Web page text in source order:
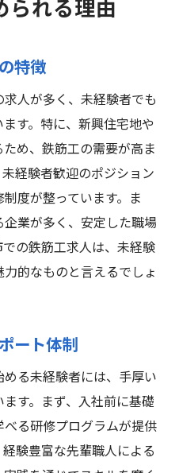
られる理由
特徴
人が多く、未経験者でも
す。特に、新興住宅地や
め、鉄筋工の需要が高ま
経験者歓迎のポジション
度が整っています。ま
業が多く、安定した職場
の鉄筋工求人は、未経験
的なものと言えるでしょ
ート体制
る未経験者には、手厚い
す。まず、入社前に基礎
る研修プログラムが提供
験豊富な先輩職人による